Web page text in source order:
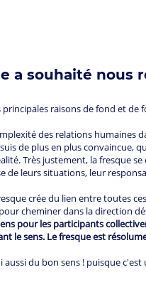
a souhaité nous
raisons de fond et de
des relations humaines
de plus en plus convaincue,
Très justement, la fresque
de leurs situations, leur
crée du lien entre toutes
cheminer dans la direction
pour les participants
le sens. Le fresque est
du bon sens ! puisque